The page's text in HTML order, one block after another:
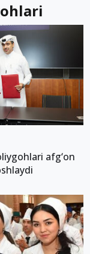
afg‘on